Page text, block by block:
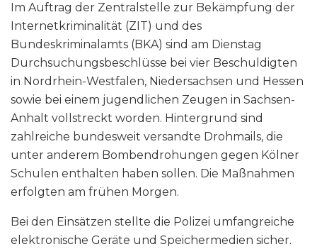
Im Auftrag der Zentralstelle zur Bekämpfung der
Internetkriminalität (ZIT) und des
Bundeskriminalamts (BKA) sind am Dienstag
Durchsuchungsbeschlüsse bei vier Beschuldigten
in Nordrhein-Westfalen, Niedersachsen und Hessen
sowie bei einem jugendlichen Zeugen in Sachsen-
Anhalt vollstreckt worden. Hintergrund sind
zahlreiche bundesweit versandte Drohmails, die
unter anderem Bombendrohungen gegen Kölner
Schulen enthalten haben sollen. Die Maßnahmen
erfolgten am frühen Morgen.
Bei den Einsätzen stellte die Polizei umfangreiche
elektronische Geräte und Speichermedien sicher.